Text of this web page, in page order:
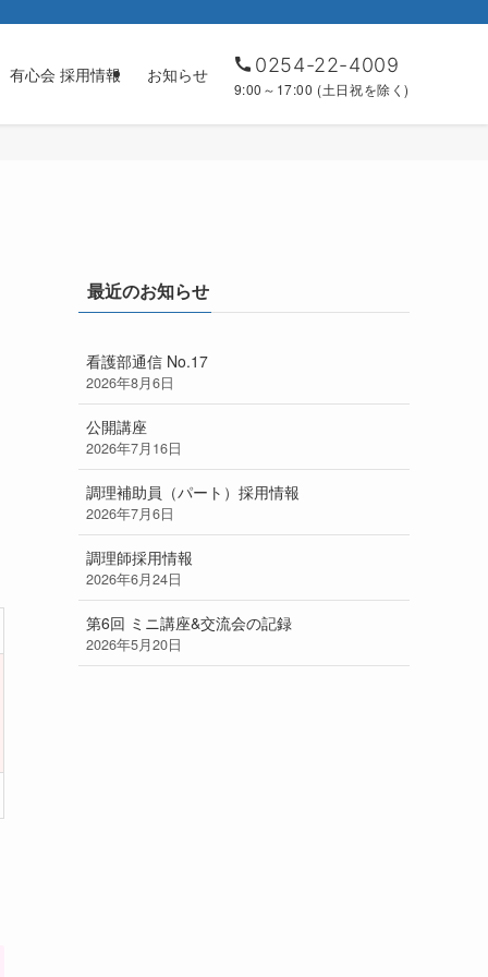
有心会 採用情報 お知らせ 0254-22-4009
9:00～17:00 (土日祝を除く)
最近のお知らせ
看護部通信 No.17
2026年8月6日
公開講座
2026年7月16日
調理補助員（パート）採用情報
2026年7月6日
調理師採用情報
2026年6月24日
第6回 ミニ講座&交流会の記録
2026年5月20日